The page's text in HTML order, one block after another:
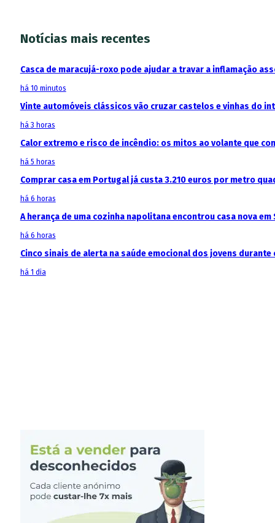
Notícias mais recentes
Casca de maracujá-roxo pode ajudar a travar a inflamação
há 10 minutos
Vinte automóveis clássicos vão cruzar castelos e vinhas do
há 3 horas
Calor extremo e risco de incêndio: os mitos ao volante que
há 5 horas
Comprar casa em Portugal já custa 3.210 euros por metro
há 6 horas
A herança de uma cozinha napolitana encontrou casa nova em
há 6 horas
Cinco sinais de alerta na saúde emocional dos jovens durante
há 1 dia